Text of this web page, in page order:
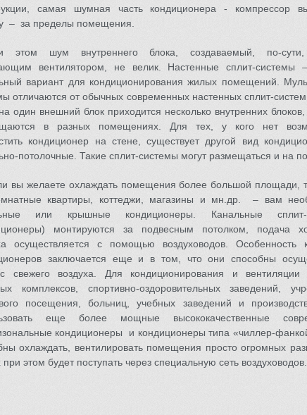
самая шумная часть кондиционера - компрессор
– за пределы помещения.
этом шум внутреннего блока, создаваемый, по-сути,
вентилятором, не велик. Настенные сплит-системы
вариант для кондиционирования жилых помещений.
отличаются от обычных современных настенных сплит-
один внешний блок приходится несколько внутренних
в разных помещениях. Для тех, у кого нет
кондиционер на стене, существует другой вид
потолочные. Такие сплит-системы могут размещаться и на
вы желаете охлаждать помещения более большой площади,
квартиры, коттеджи, магазины и мн.др. – вам
или крышные кондиционеры. Канальные сплит-
монтируются за подвесным потолком, подача
осуществляется с помощью воздуховодов. Особенность
заключается еще и в том, что они способны
свежего воздуха. Для кондиционирования и вентиляции
комплексов, спортивно-оздоровительных заведений,
посещения, больниц, учебных заведений и
еще более мощные высококачественные
кондиционеры и кондиционеры типа «чиллер-
охлаждать, вентилировать помещения просто огромных
при этом будет поступать через специальную сеть воздуховодов.